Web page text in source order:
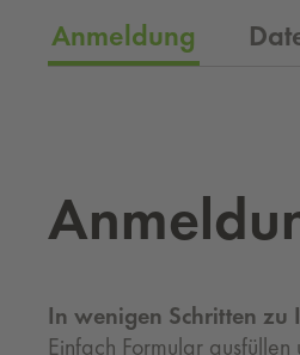
Anmeldung
In wenigen Schritten zu
Einfach Formular